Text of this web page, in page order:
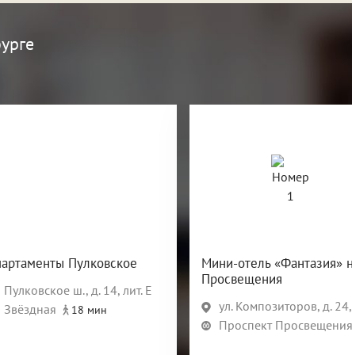
Пулковское
Пулковское ш., д. 14, лит. Е
Звёздная
18 мин
Мини-отель «Фантазия»
Просвещения
ул. Композиторов, д. 24,
Проспект Просвещения